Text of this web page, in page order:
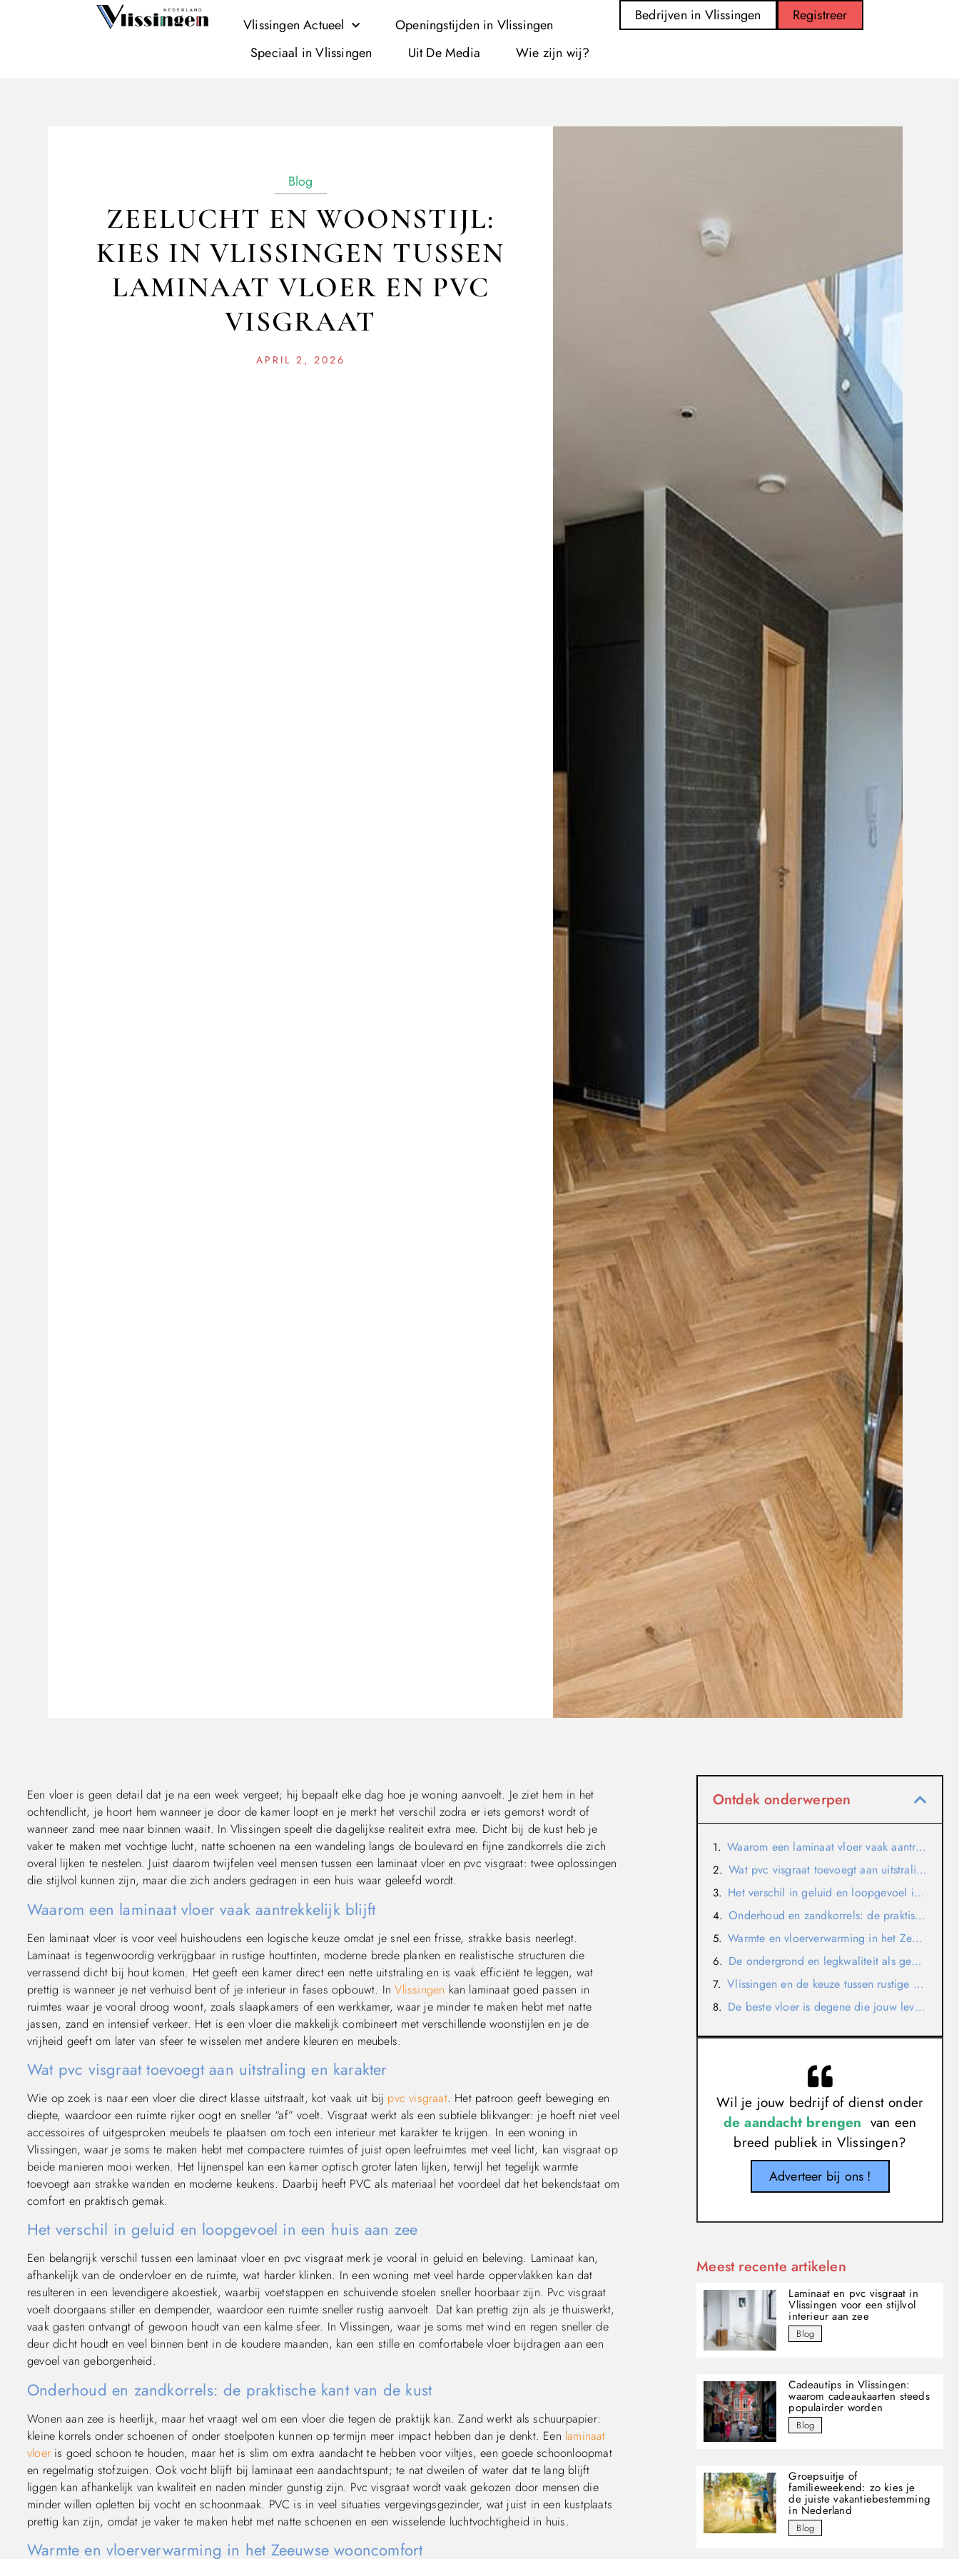
Vlissingen Actueel
Openingstijden in Vlissingen
Speciaal in Vlissingen
Uit De Media Wie zijn wij?
Registreer
Bedrijven in Vlissingen
Blog
ZEELUCHT EN WOONSTIJL:
KIES IN VLISSINGEN TUSSEN
LAMINAAT VLOER EN PVC
VISGRAAT
APRIL 2, 2026
Een vloer is geen detail dat je na een week vergeet; hij bepaalt elke dag hoe je woning aanvoelt. Je ziet hem in het
ochtendlicht, je hoort hem wanneer je door de kamer loopt en je merkt het verschil zodra er iets gemorst wordt of
wanneer zand mee naar binnen waait. In Vlissingen speelt die dagelijkse realiteit extra mee. Dicht bij de kust heb je
vaker te maken met vochtige lucht, natte schoenen na een wandeling langs de boulevard en fijne zandkorrels die zich
overal lijken te nestelen. Juist daarom twijfelen veel mensen tussen een laminaat vloer en pvc visgraat: twee oplossingen
die stijlvol kunnen zijn, maar die zich anders gedragen in een huis waar geleefd wordt.
Waarom een laminaat vloer vaak aantrekkelijk blijft
Een laminaat vloer is voor veel huishoudens een logische keuze omdat je snel een frisse, strakke basis neerlegt.
Laminaat is tegenwoordig verkrijgbaar in rustige houttinten, moderne brede planken en realistische structuren die
verrassend dicht bij hout komen. Het geeft een kamer direct een nette uitstraling en is vaak efficiënt te leggen, wat
prettig is wanneer je net verhuisd bent of je interieur in fases opbouwt. InVlissingen kan laminaat goed passen in
ruimtes waar je vooral droog woont, zoals slaapkamers of een werkkamer, waar je minder te maken hebt met natte
jassen, zand en intensief verkeer. Het is een vloer die makkelijk combineert met verschillende woonstijlen en je de
vrijheid geeft om later van sfeer te wisselen met andere kleuren en meubels.
Wat pvc visgraat toevoegt aan uitstraling en karakter
Wie op zoek is naar een vloer die direct klasse uitstraalt, kot vaak uit bij pvc visgraat. Het patroon geeft beweging en
diepte, waardoor een ruimte rijker oogt en sneller “af” voelt. Visgraat werkt als een subtiele blikvanger: je hoeft niet veel
accessoires of uitgesproken meubels te plaatsen om toch een interieur met karakter te krijgen. In een woning in
Vlissingen, waar je soms te maken hebt met compactere ruimtes of juist open leefruimtes met veel licht, kan visgraat op
beide manieren mooi werken. Het lijnenspel kan een kamer optisch groter laten lijken, terwijl het tegelijk warmte
toevoegt aan strakke wanden en moderne keukens. Daarbij heeft PVC als materiaal het voordeel dat het bekendstaat om
comfort en praktisch gemak.
Het verschil in geluid en loopgevoel in een huis aan zee
Een belangrijk verschil tussen een laminaat vloer en pvc visgraat merk je vooral in geluid en beleving. Laminaat kan,
afhankelijk van de ondervloer en de ruimte, wat harder klinken. In een woning met veel harde oppervlakken kan dat
resulteren in een levendigere akoestiek, waarbij voetstappen en schuivende stoelen sneller hoorbaar zijn. Pvc visgraat
voelt doorgaans stiller en dempender, waardoor een ruimte sneller rustig aanvoelt. Dat kan prettig zijn als je thuiswerkt,
vaak gasten ontvangt of gewoon houdt van een kalme sfeer. In Vlissingen, waar je soms met wind en regen sneller de
deur dicht houdt en veel binnen bent in de koudere maanden, kan een stille en comfortabele vloer bijdragen aan een
gevoel van geborgenheid.
Onderhoud en zandkorrels: de praktische kant van de kust
Wonen aan zee is heerlijk, maar het vraagt wel om een vloer die tegen de praktijk kan. Zand werkt als schuurpapier:
kleine korrels onder schoenen of onder stoelpoten kunnen op termijn meer impact hebben dan je denkt. Een laminaat
vloer is goed schoon te houden, maar het is slim om extra aandacht te hebben voor viltjes, een goede schoonloopmat
en regelmatig stofzuigen. Ook vocht blijft bij laminaat een aandachtspunt; te nat dweilen of water dat te lang blijft
liggen kan afhankelijk van kwaliteit en naden minder gunstig zijn. Pvc visgraat wordt vaak gekozen door mensen die
minder willen opletten bij vocht en schoonmaak. PVC is in veel situaties vergevingsgezinder, wat juist in een kustplaats
prettig kan zijn, omdat je vaker te maken hebt met natte schoenen en een wisselende luchtvochtigheid in huis.
Warmte en vloerverwarming in het Zeeuwse wooncomfort
Ontdek onderwerpen
Waarom een laminaat vloer vaak aantrekkelijk blijft
Wat pvc visgraat toevoegt aan uitstraling en karakter
Het verschil in geluid en loopgevoel in een huis aan zee
Onderhoud en zandkorrels: de praktische kant van de kust
Warmte en vloerverwarming in het Zeeuwse wooncomfort
De ondergrond en legkwaliteit als geheim van een strak resultaat
Vlissingen en de keuze tussen rustige eenvoud of luxe statement
De beste vloer is degene die jouw leven makkelijker maakt
Wil je jouw bedrijf of dienst onder
de aandacht brengenvan een
breed publiek in Vlissingen?
Adverteer bij ons !
Meest recente artikelen
Laminaat en pvc visgraat in
Vlissingen voor een stijlvol
interieur aan zee
Blog
Cadeautips in Vlissingen:
waarom cadeaukaarten steeds
populairder worden
Blog
Groepsuitje of
familieweekend: zo kies je
de juiste vakantiebestemming
in Nederland
Blog